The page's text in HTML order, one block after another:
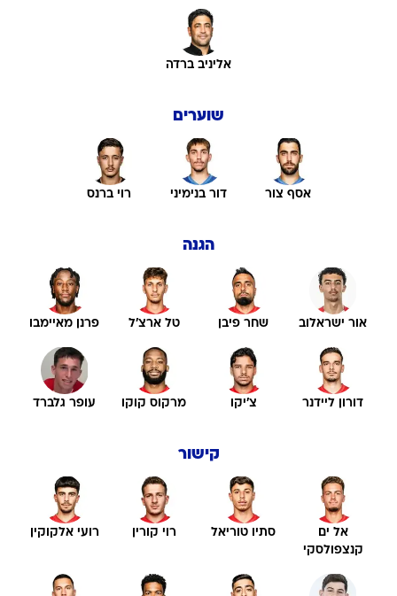
אליניב ברדה
שוערים
אסף צור דור בנימיני רוי ברנס
הגנה
אור ישראלוב שחר פיבן טל ארצ'ל פרנן מאיימבו
דורון ליידנר צ'יקו מרקוס קוקו עופר גלברד
קישור
אל ים
קנצפולסקי
סתיו טוריאל רוי קורין רועי אלקוקין